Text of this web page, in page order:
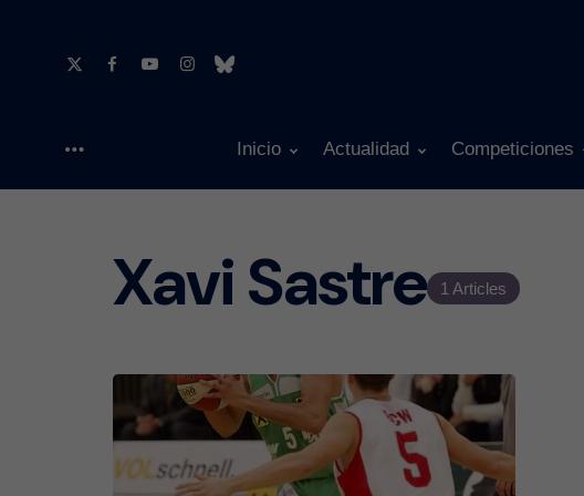
Inicio Actualidad Competiciones
1 Articles
Xavi Sastre